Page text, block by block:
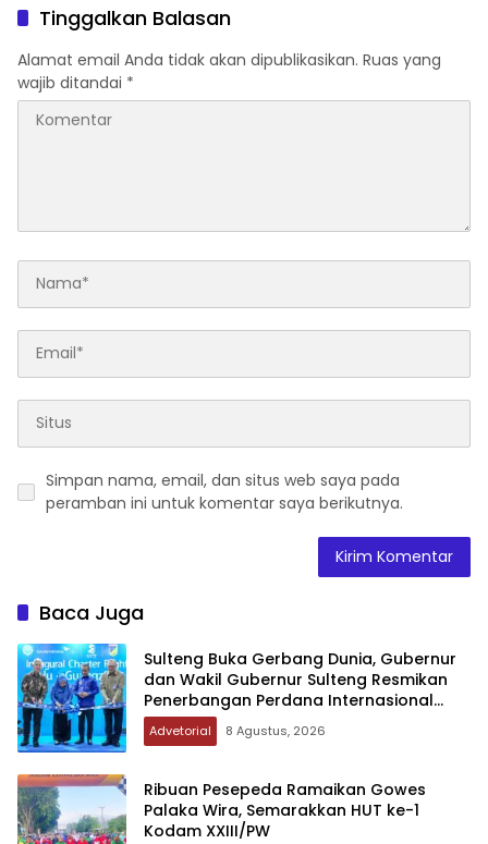
Tinggalkan Balasan
Alamat email Anda tidak akan dipublikasikan. Ruas yang
wajib ditandai *
Simpan nama, email, dan situs web saya pada
peramban ini untuk komentar saya berikutnya.
Baca Juga
Sulteng Buka Gerbang Dunia, Gubernur
dan Wakil Gubernur Sulteng Resmikan
Penerbangan Perdana Internasional
Palu-Guangzhou
Advetorial 8 Agustus, 2026
Ribuan Pesepeda Ramaikan Gowes
Palaka Wira, Semarakkan HUT ke-1
Kodam XXIII/PW